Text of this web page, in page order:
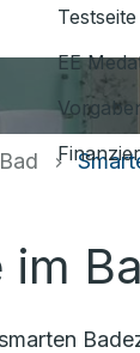
EE
Bad
im